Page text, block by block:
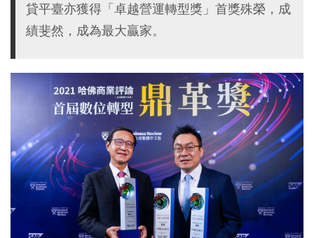
貸平臺亦獲得「卓越營運轉型獎」首獎殊榮，成
績斐然，成為最大贏家。